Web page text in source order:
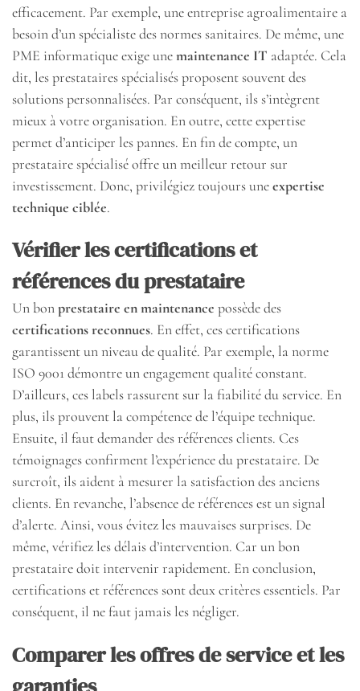
efficacement. Par exemple, une entreprise agroalimentaire a
besoin d’un spécialiste des normes sanitaires. De même, une
PME informatique exige unemaintenance IT adaptée. Cela
dit, les prestataires spécialisés proposent souvent des
solutions personnalisées. Par conséquent, ils s’intègrent
mieux à votre organisation. En outre, cette expertise
permet d’anticiper les pannes. En fin de compte, un
prestataire spécialisé offre un meilleur retour sur
investissement. Donc, privilégiez toujours uneexpertise
technique ciblée.
Vérifier les certifications et
références du prestataire
Un bonprestataire en maintenance possède des
certifications reconnues. En effet, ces certifications
garantissent un niveau de qualité. Par exemple, la norme
ISO 9001 démontre un engagement qualité constant.
D’ailleurs, ces labels rassurent sur la fiabilité du service. En
plus, ils prouvent la compétence de l’équipe technique.
Ensuite, il faut demander des références clients. Ces
témoignages confirment l’expérience du prestataire. De
surcroît, ils aident à mesurer la satisfaction des anciens
clients. En revanche, l’absence de références est un signal
d’alerte. Ainsi, vous évitez les mauvaises surprises. De
même, vérifiez les délais d’intervention. Car un bon
prestataire doit intervenir rapidement. En conclusion,
certifications et références sont deux critères essentiels. Par
conséquent, il ne faut jamais les négliger.
Comparer les offres de service et les